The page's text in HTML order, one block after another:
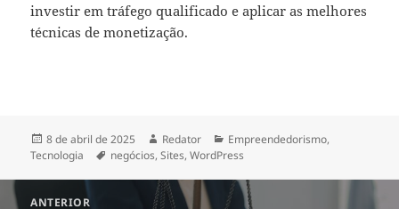
investir em tráfego qualificado e aplicar as melhores
técnicas de monetização.
Publicado
em
8 de abril de 2025 Autor
Redator Categorias
Empreendedorismo,
Tecnologia
Tags
negócios,Sites,WordPress
ANTERIOR